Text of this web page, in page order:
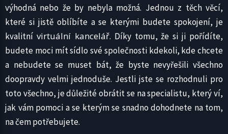
výhodná nebo že by nebyla možná. Jednou z těch věcí,
které si jistě oblíbíte a se kterými budete spokojení, je
kvalitní virtuální kancelář. Díky tomu, že si ji pořídíte,
budete moci mít sídlo své společnosti kdekoli, kde chcete
a nebudete se muset bát, že byste nevyřešili všechno
doopravdy velmi jednoduše. Jestli jste se rozhodnuli pro
toto všechno, je důležité obrátit se na specialistu, který ví,
jak vám pomoci a se kterým se snadno dohodnete na tom,
na čem potřebujete.